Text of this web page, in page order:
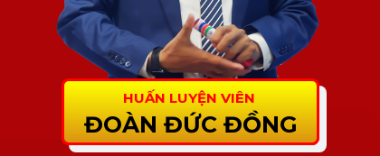
ĐOÀN ĐỨC ĐỒNG
HUẤN LUYỆN VIÊN